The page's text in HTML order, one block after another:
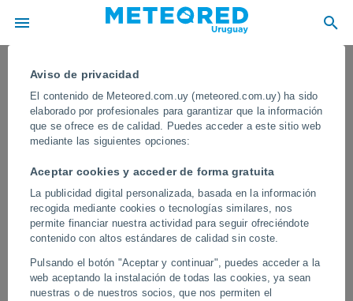
Aviso de privacidad
El contenido de Meteored.com.uy (meteored.com.uy) ha sido
elaborado por profesionales para garantizar que la información
que se ofrece es de calidad. Puedes acceder a este sitio web
mediante las siguientes opciones:
Aceptar cookies y acceder de forma gratuita
La publicidad digital personalizada, basada en la información
recogida mediante cookies o tecnologías similares, nos
permite financiar nuestra actividad para seguir ofreciéndote
contenido con altos estándares de calidad sin coste.
Pulsando el botón "Aceptar y continuar", puedes acceder a la
web aceptando la instalación de todas las cookies, ya sean
nuestras o de nuestros socios, que nos permiten el
Un tornado de tipo landspout fue
captado por las cámaras en Thai Binh,
Vietnam